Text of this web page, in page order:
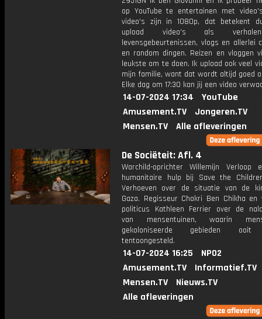
op YouTube te entertainen met
video's zijn in 1080p, dat betekent
upload video's als
levensgebeurtenissen, vlogs en allerlei
en random dingen. Reizen en vloggen
leukste om te doen. Ik upload ook veel
mijn familie, want dat wordt altijd goed
Elke dag om 17:30 kan jij een video
14-07-2024 17:34
YouTube
Amusement.TV
Jongeren.TV
Mensen.TV
Alle afleveringen
De Sociëteit: Afl. 4
Warchild-oprichter Willemijn Verloop
humanitaire hulp bij Save the
Verhoeven over de situatie van de
Gaza. Regisseur Chokri Ben Chikha en
politicus Kathleen Ferrier over de
van mensentuinen, waarin
gekoloniseerde gebieden ooit
tentoongesteld.
14-07-2024 16:25
NPO2
Amusement.TV
Informatief.TV
Mensen.TV
Nieuws.TV
Alle afleveringen